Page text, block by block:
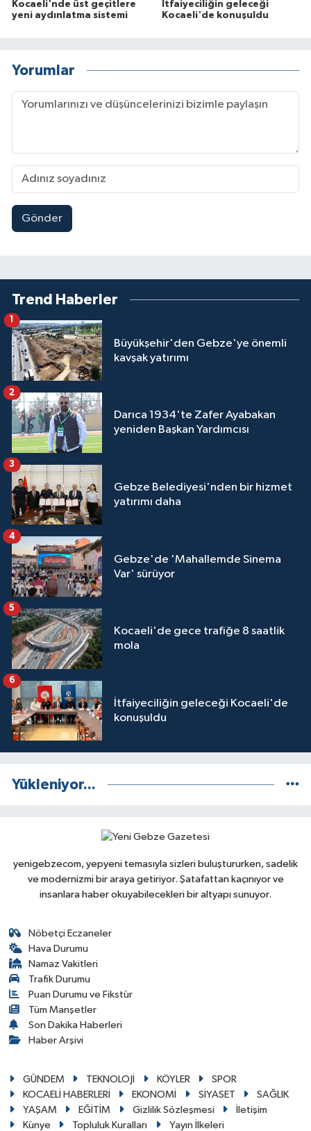
Kocaeli'nde üst geçitlere
yeni aydınlatma sistemi
İtfaiyeciliğin geleceği
Kocaeli'de konuşuldu
Yorumlar
Gönder
Trend Haberler
Büyükşehir'den Gebze'ye önemli
kavşak yatırımı
Darıca 1934'te Zafer Ayabakan
yeniden Başkan Yardımcısı
2
Gebze Belediyesi'nden bir hizmet
yatırımı daha
3
Gebze'de 'Mahallemde Sinema
Var' sürüyor
4
Kocaeli'de gece trafiğe 8 saatlik
mola
5
İtfaiyeciliğin geleceği Kocaeli'de
konuşuldu
6
Yükleniyor...
yenigebzecom, yepyeni temasıyla sizleri buluştururken, sadelik
ve modernizmi bir araya getiriyor. Şatafattan kaçınıyor ve
insanlara haber okuyabilecekleri bir altyapı sunuyor.
Nöbetçi Eczaneler
Hava Durumu
Namaz Vakitleri
Trafik Durumu
Puan Durumu ve Fikstür
Tüm Manşetler
Son Dakika Haberleri
Haber Arşivi
GÜNDEM TEKNOLOJİ KÖYLER
SPOR
KOCAELİ HABERLERİ
EKONOMİ SİYASET
SAĞLIK
YAŞAM
EĞİTİM Gizlilik Sözleşmesi
İletişim
Künye
Topluluk Kuralları Yayın İlkeleri